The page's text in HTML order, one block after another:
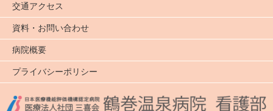
交通アクセス
資料・お問い合わせ
病院概要
プライバシーポリシー